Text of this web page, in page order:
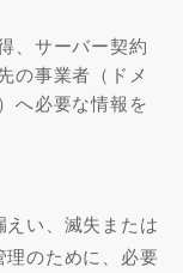
、サーバー契約
の事業者（ドメ
へ必要な情報を
い、滅失または
理のために、必要